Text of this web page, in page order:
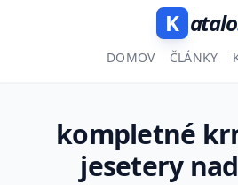
K atalo
DOMOV ČLÁNKY
kompletné
jesetery